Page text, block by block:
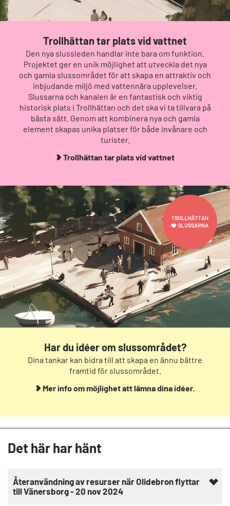
Trollhättan tar plats vid vattnet
Den nya slussleden handlar inte bara om funktion.
Projektet ger en unik möjlighet att utveckla det nya
och gamla slussområdet för att skapa en attraktiv och
inbjudande miljö med vattennära upplevelser.
Slussarna och kanalen är en fantastisk och viktig
historisk plats i Trollhättan och det ska vi ta tillvara på
bästa sätt. Genom att kombinera nya och gamla
element skapas unika platser för både invånare och
turister.
Trollhättan tar plats vid vattnet
Har du idéer om slussområdet?
Dina tankar kan bidra till att skapa en ännu bättre
framtid för slussområdet.
Mer info om möjlighet att lämna dina idéer.
Det här har hänt
Återanvändning av resurser när Olidebron flyttar
till Vänersborg - 20 nov 2024